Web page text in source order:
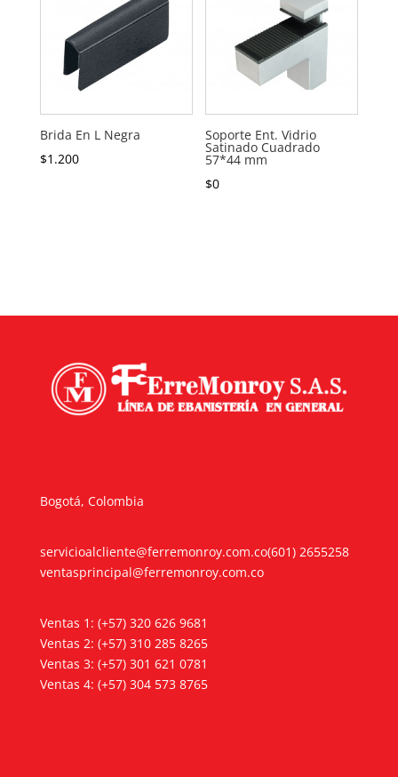
Brida En L Negra
$1.200
Soporte Ent. Vidrio
Satinado Cuadrado
57*44 mm
$0
Bogotá, Colombia
servicioalcliente@ferremonroy.com.co
ventasprincipal@ferremonroy.com.co
(601) 2655258
Ventas 1: (+57) 320 626 9681
Ventas 2: (+57) 310 285 8265
Ventas 3: (+57) 301 621 0781
Ventas 4: (+57) 304 573 8765